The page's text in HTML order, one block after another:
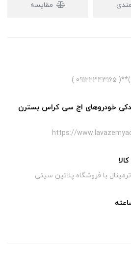
مقایسه
یدکی خودروهای اچ سی کراس بسترن
https://
با فروشگاه پلاتین سیتی